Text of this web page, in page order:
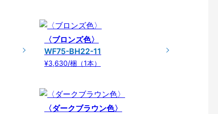
〈ブロンズ色〉
WF75-BH22-11
¥3,630/梱（1本）
〈ダークブラウン色〉